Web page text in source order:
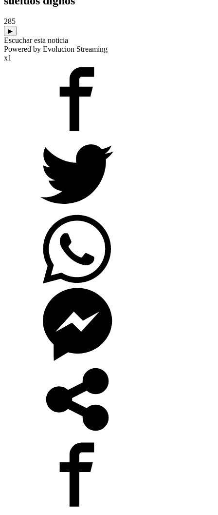
285
▶
Escuchar esta noticia
Powered by Evolucion Streaming
x1